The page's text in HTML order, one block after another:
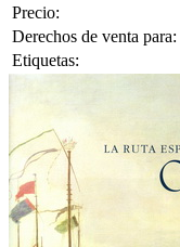
Precio:
Derechos de venta para:
Etiquetas: